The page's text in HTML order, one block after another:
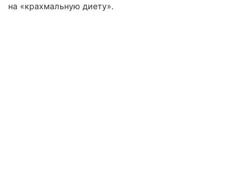
на «крахмальную диету».